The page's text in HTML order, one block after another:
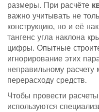
размеры. При расчёте
важно учитывать не
конструкцию, но и её
тангенс угла наклона
цифры. Опытные
игнорирование этих
неправильному расчету
перерасходу средств.
Чтобы провести
используются